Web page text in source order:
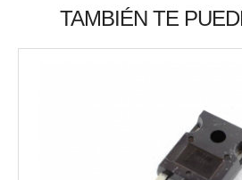
TAMBIÉN TE